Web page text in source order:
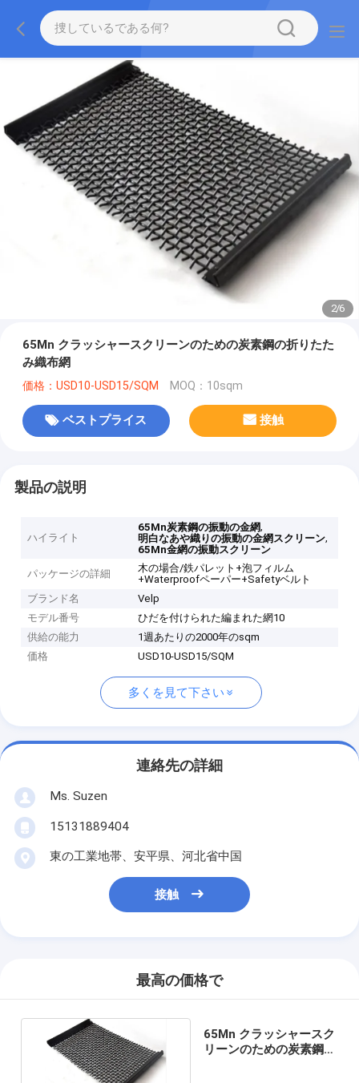
2/6
65Mn クラッシャースクリーンのための炭素鋼の折りたた
み織布網
価格：USD10-USD15/SQM MOQ：10sqm
ベストプライス 接触
製品の説明
ハイライト
65Mn炭素鋼の振動の金網,
明白なあや織りの振動の金網スクリーン,
65Mn金網の振動スクリーン
パッケージの詳細
木の場合/鉄パレット+泡フィルム
+Waterproofペーパー+Safetyベルト
ブランド名
Velp
モデル番号
ひだを付けられた編まれた網10
供給の能力
1週あたりの2000年のsqm
価格
USD10-USD15/SQM
多くを見て下さい
連絡先の詳細
Ms. Suzen
15131889404
東の工業地帯、安平県、河北省中国
接触
最高の価格で
65Mn クラッシャースク
リーンのための炭素鋼の